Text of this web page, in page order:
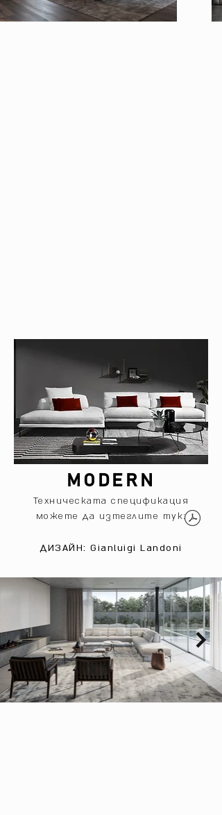
MODERN
Техническата спецификация
можете да изтеглите тук:
ДИЗАЙН: Gianluigi Landoni